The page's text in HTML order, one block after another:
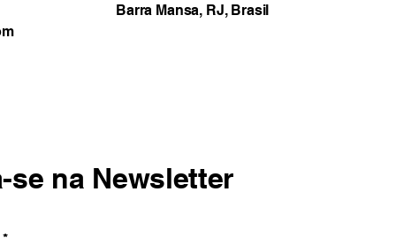
Barra Mansa, RJ, Brasil
se na Newsletter